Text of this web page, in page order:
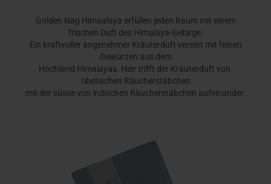
Golden Nag Himaalaya erfüllen jeden Raum mit einem
frischen Duft des Himalaya-Gebirge.
Ein kraftvoller angenehmer Kräuterduft vereint mit feinen
Gewürzen aus dem
Hochland Himalayas. Hier trifft der Kräuterduft von
tibetischen Räucherstäbchen
mit der süsse von indischen Räucherstäbchen aufeinander.